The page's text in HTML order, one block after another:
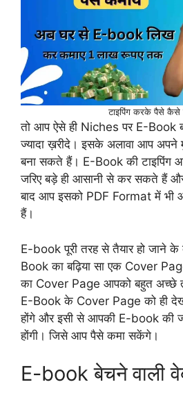
टाइपिंग करके पैसे कैसे
तो आप ऐसे ही Niches पर E-Book
ज्यादा ख़रीदे। इसके अलावा आप अपने
बना सकते हैं। E-Book की
जरिए बड़े ही आसानी से कर सकते हैं
बाद आप इसको PDF Format में
हैं।
E-book पूरी तरह से तैयार हो जाने
Book का बढ़िया सा एक Cover
का Cover Page आपको बहुत अच्छे
E-Book के Cover Page को ही
होंगे और इसी से आपकी E-book की
होंगी। जिसे आप पैसे कमा सकेंगे।
E-book बेचने वाली